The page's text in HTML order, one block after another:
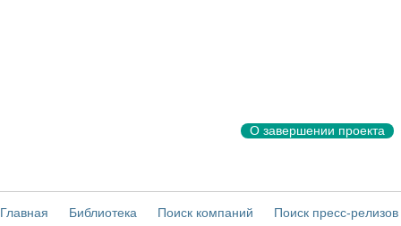
О завершении проекта
Главная Библиотека Поиск компаний Поиск пресс-релизов